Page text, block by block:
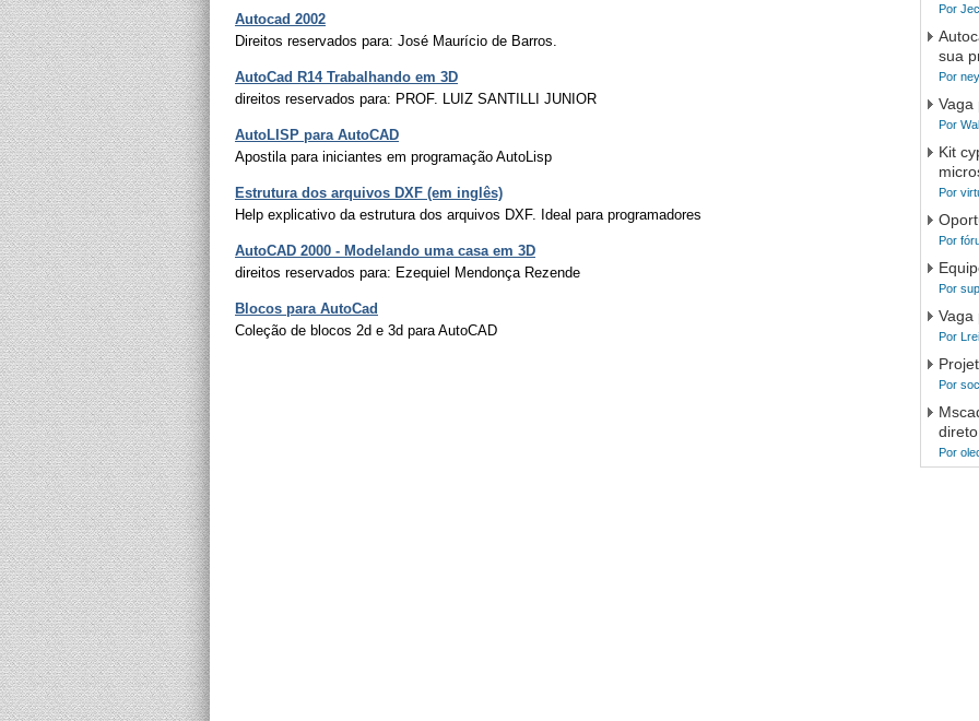
Autocad 2002
Direitos reservados para: José Maurício de Barros.
AutoCad R14 Trabalhando em 3D
direitos reservados para: PROF. LUIZ SANTILLI JUNIOR
AutoLISP para AutoCAD
Apostila para iniciantes em programação AutoLisp
Estrutura dos arquivos DXF (em inglês)
Help explicativo da estrutura dos arquivos DXF. Ideal para programadores
AutoCAD 2000 - Modelando uma casa em 3D
direitos reservados para: Ezequiel Mendonça Rezende
Blocos para AutoCad
Coleção de blocos 2d e 3d para AutoCAD
Por
sua
Por
Vaga
Por
Kit
Por
Por
Por
Vaga
Por
Por
Por